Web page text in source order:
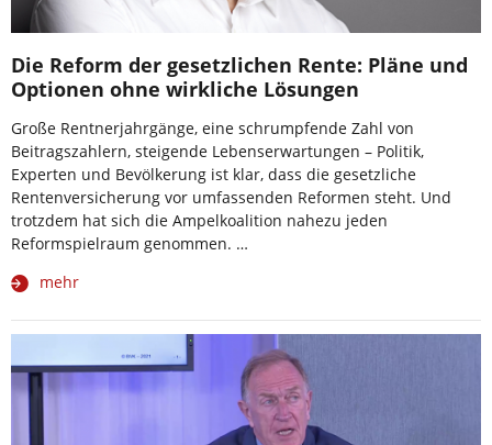
Die Reform der gesetzlichen Rente: Pläne und
Optionen ohne wirkliche Lösungen
Große Rentnerjahrgänge, eine schrumpfende Zahl von
Beitragszahlern, steigende Lebenserwartungen – Politik,
Experten und Bevölkerung ist klar, dass die gesetzliche
Rentenversicherung vor umfassenden Reformen steht. Und
trotzdem hat sich die Ampelkoalition nahezu jeden
Reformspielraum genommen. …
mehr